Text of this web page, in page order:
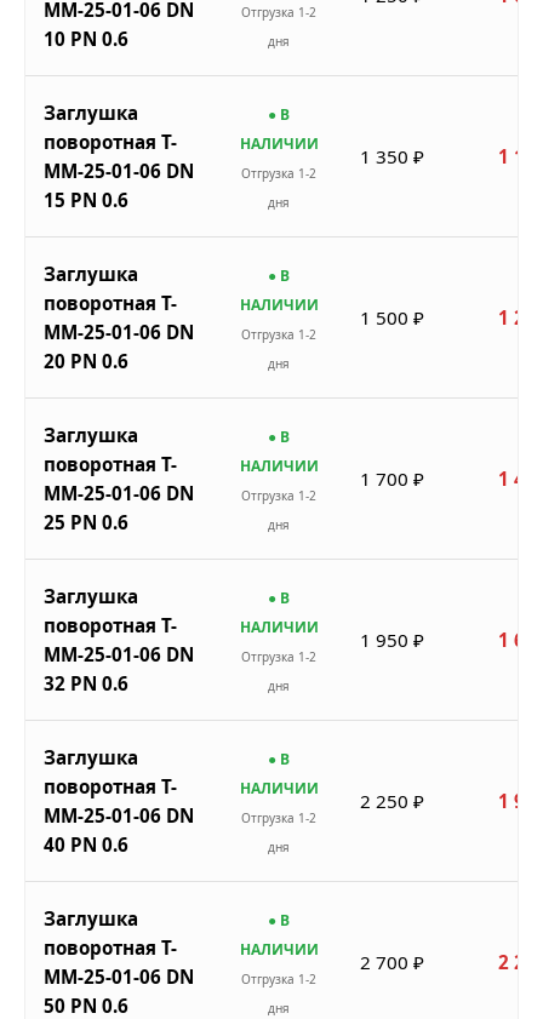
ММ-25-01-06 DN
10 PN 0.6
Отгрузка 1-2
дня
Заглушка
поворотная Т-
ММ-25-01-06 DN
15 PN 0.6
● В
НАЛИЧИИ
Отгрузка 1-2
дня
1 350 ₽ 1
Заглушка
поворотная Т-
ММ-25-01-06 DN
20 PN 0.6
● В
НАЛИЧИИ
Отгрузка 1-2
дня
1 500 ₽ 1
Заглушка
поворотная Т-
ММ-25-01-06 DN
25 PN 0.6
● В
НАЛИЧИИ
Отгрузка 1-2
дня
1 700 ₽ 1
Заглушка
поворотная Т-
ММ-25-01-06 DN
32 PN 0.6
● В
НАЛИЧИИ
Отгрузка 1-2
дня
1 950 ₽ 1
Заглушка
поворотная Т-
ММ-25-01-06 DN
40 PN 0.6
● В
НАЛИЧИИ
Отгрузка 1-2
дня
2 250 ₽ 1
Заглушка
поворотная Т-
ММ-25-01-06 DN
50 PN 0.6
● В
НАЛИЧИИ
Отгрузка 1-2
дня
2 700 ₽ 2